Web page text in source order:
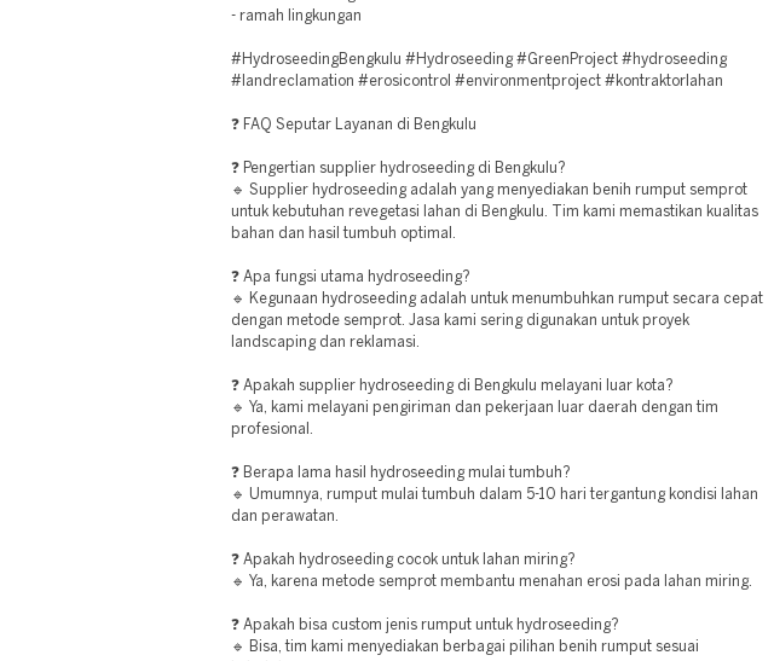
- ramah lingkungan
#HydroseedingBengkulu #Hydroseeding #GreenProject #hydroseeding
#landreclamation #erosicontrol #environmentproject #kontraktorlahan
❓ FAQ Seputar Layanan di Bengkulu
❓ Pengertian supplier hydroseeding di Bengkulu?
🔹 Supplier hydroseeding adalah yang menyediakan benih rumput semprot
untuk kebutuhan revegetasi lahan di Bengkulu. Tim kami memastikan kualitas
bahan dan hasil tumbuh optimal.
❓ Apa fungsi utama hydroseeding?
🔹 Kegunaan hydroseeding adalah untuk menumbuhkan rumput secara cepat
dengan metode semprot. Jasa kami sering digunakan untuk proyek
landscaping dan reklamasi.
❓ Apakah supplier hydroseeding di Bengkulu melayani luar kota?
🔹 Ya, kami melayani pengiriman dan pekerjaan luar daerah dengan tim
profesional.
❓ Berapa lama hasil hydroseeding mulai tumbuh?
🔹 Umumnya, rumput mulai tumbuh dalam 5-10 hari tergantung kondisi lahan
dan perawatan.
❓ Apakah hydroseeding cocok untuk lahan miring?
🔹 Ya, karena metode semprot membantu menahan erosi pada lahan miring.
❓ Apakah bisa custom jenis rumput untuk hydroseeding?
🔹 Bisa, tim kami menyediakan berbagai pilihan benih rumput sesuai